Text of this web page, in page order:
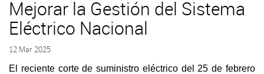
Mejorar la Gestión del Sistema
Eléctrico Nacional
12 Mar 2025
El reciente corte de suministro eléctrico del 25 de febrero